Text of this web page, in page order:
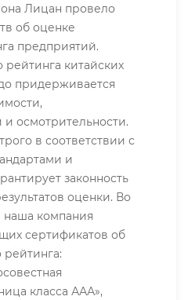
Лицан провело
об оценке
предприятий.
китайских
придерживается
и осмотрительности.
в соответствии с
и
законность
оценки. Во
наша компания
сертификатов об
класса ААА»,